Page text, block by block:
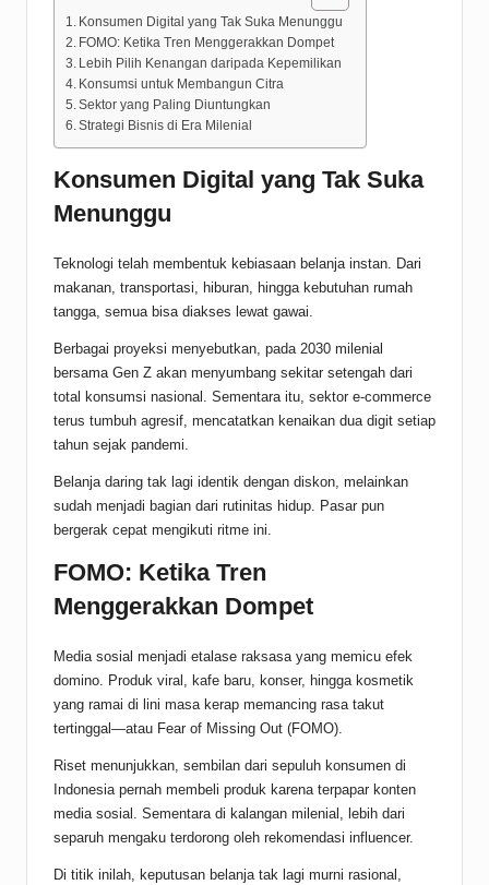
Konsumen Digital yang Tak Suka Menunggu
FOMO: Ketika Tren Menggerakkan Dompet
Lebih Pilih Kenangan daripada Kepemilikan
Konsumsi untuk Membangun Citra
Sektor yang Paling Diuntungkan
Strategi Bisnis di Era Milenial
Konsumen Digital yang Tak Suka
Menunggu
Teknologi telah membentuk kebiasaan belanja instan. Dari
makanan, transportasi, hiburan, hingga kebutuhan rumah
tangga, semua bisa diakses lewat gawai.
Berbagai proyeksi menyebutkan, pada 2030 milenial
bersama Gen Z akan menyumbang sekitar setengah dari
total konsumsi nasional. Sementara itu, sektor e-commerce
terus tumbuh agresif, mencatatkan kenaikan dua digit setiap
tahun sejak pandemi.
Belanja daring tak lagi identik dengan diskon, melainkan
sudah menjadi bagian dari rutinitas hidup. Pasar pun
bergerak cepat mengikuti ritme ini.
FOMO: Ketika Tren
Menggerakkan Dompet
Media sosial menjadi etalase raksasa yang memicu efek
domino. Produk viral, kafe baru, konser, hingga kosmetik
yang ramai di lini masa kerap memancing rasa takut
tertinggal—atau Fear of Missing Out (FOMO).
Riset menunjukkan, sembilan dari sepuluh konsumen di
Indonesia pernah membeli produk karena terpapar konten
media sosial. Sementara di kalangan milenial, lebih dari
separuh mengaku terdorong oleh rekomendasi influencer.
Di titik inilah, keputusan belanja tak lagi murni rasional,